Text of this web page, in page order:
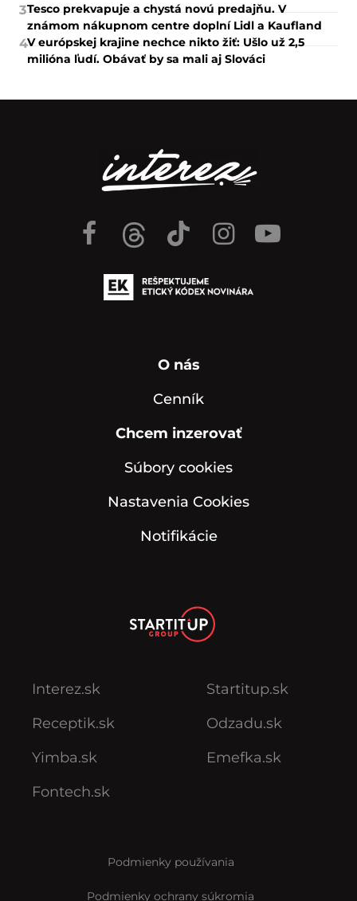
3Tesco prekvapuje a chystá novú predajňu. V
známom nákupnom centre doplní Lidl a Kaufland
4V európskej krajine nechce nikto žiť: Ušlo už 2,5
milióna ľudí. Obávať by sa mali aj Slováci
O nás
Cenník
Chcem inzerovať
Súbory cookies
Nastavenia Cookies
Notifikácie
Interez.sk
Receptik.sk
Yimba.sk
Fontech.sk
Startitup.sk
Odzadu.sk
Emefka.sk
Podmienky používania
Podmienky ochrany súkromia